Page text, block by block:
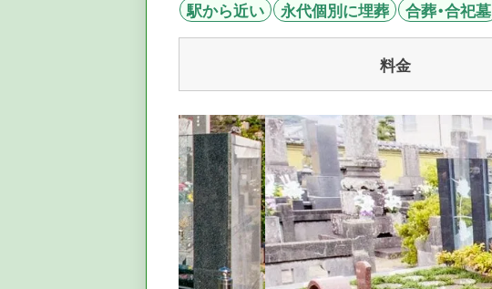
駅から近い
永代個別に埋葬 合葬・合祀墓
料金